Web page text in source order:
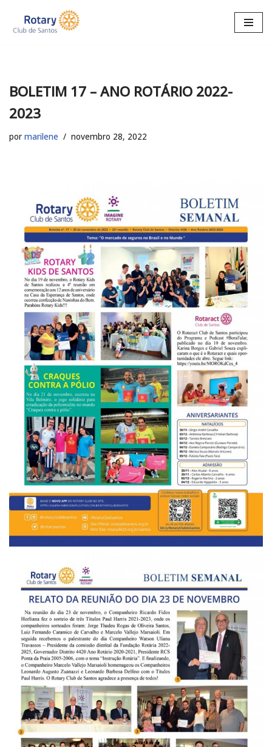
Pular
BOLETIM 17 – ANO ROTÁRIO 2022-
2023
por marilene novembro 28, 2022